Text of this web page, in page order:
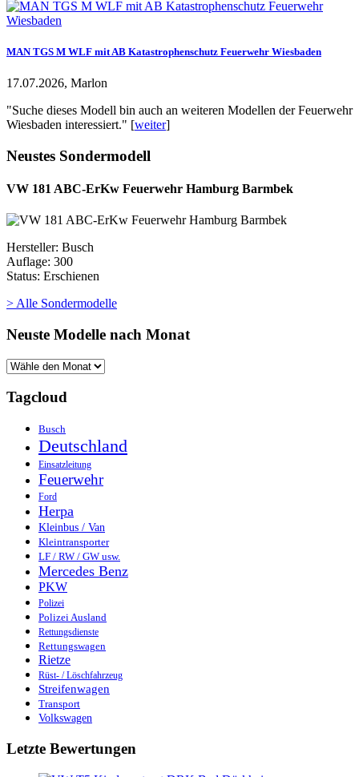
MAN TGS M WLF mit AB Katastrophenschutz Feuerwehr Wiesbaden
17.07.2026, Marlon
"Suche dieses Modell bin auch an weiteren Modellen der Feuerwehr
Wiesbaden interessiert." [weiter]
Neustes Sondermodell
VW 181 ABC-ErKw Feuerwehr Hamburg Barmbek
Hersteller: Busch
Auflage: 300
Status: Erschienen
> Alle Sondermodelle
Neuste Modelle nach Monat
Tagcloud
Busch
Deutschland
Einsatzleitung
Feuerwehr
Ford
Herpa
Kleinbus / Van
Kleintransporter
LF / RW / GW usw.
Mercedes Benz
PKW
Polizei
Polizei Ausland
Rettungsdienste
Rettungswagen
Rietze
Rüst- / Löschfahrzeug
Streifenwagen
Transport
Volkswagen
Letzte Bewertungen